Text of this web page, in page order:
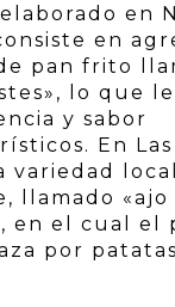
en
en
pan frito
lo que
y sabor
En
variedad
llamado «ajo
en el cual el
por